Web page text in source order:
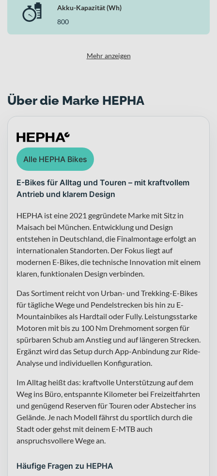
Akku-Kapazität (Wh)
800
Mehr anzeigen
Über die Marke HEPHA
Alle HEPHA Bikes
E-Bikes für Alltag und Touren – mit kraftvollem
Antrieb und klarem Design
HEPHA ist eine 2021 gegründete Marke mit Sitz in
Maisach bei München. Entwicklung und Design
entstehen in Deutschland, die Finalmontage erfolgt an
internationalen Standorten. Der Fokus liegt auf
modernen E-Bikes, die technische Innovation mit einem
klaren, funktionalen Design verbinden.
Das Sortiment reicht von Urban- und Trekking-E-Bikes
für tägliche Wege und Pendelstrecken bis hin zu E-
Mountainbikes als Hardtail oder Fully. Leistungsstarke
Motoren mit bis zu 100 Nm Drehmoment sorgen für
spürbaren Schub am Anstieg und auf längeren Strecken.
Ergänzt wird das Setup durch App-Anbindung zur Ride-
Analyse und individuellen Konfiguration.
Im Alltag heißt das: kraftvolle Unterstützung auf dem
Weg ins Büro, entspannte Kilometer bei Freizeitfahrten
und genügend Reserven für Touren oder Abstecher ins
Gelände. Je nach Modell fährst du sportlich durch die
Stadt oder gehst mit deinem E-MTB auch
anspruchsvollere Wege an.
Häufige Fragen zu HEPHA